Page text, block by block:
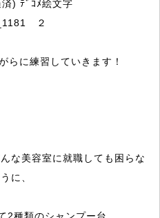
らに練習していきます！
んな美容室に就職しても困らな
に、